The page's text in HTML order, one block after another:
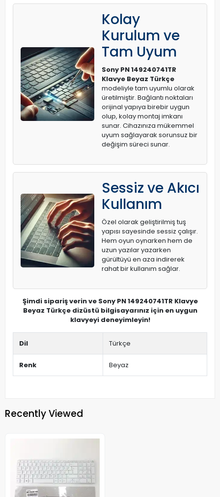
Kolay
Kurulum ve
Tam Uyum
Sony PN 149240741TR
Klavye Beyaz Türkçe
modeliyle tam uyumlu olarak
üretilmiştir. Bağlantı noktaları
orijinal yapıya birebir uygun
olup, kolay montaj imkanı
sunar. Cihazınıza mükemmel
uyum sağlayarak sorunsuz bir
değişim süreci sunar.
Sessiz ve Akıcı
Kullanım
Özel olarak geliştirilmiş tuş
yapısı sayesinde sessiz çalışır.
Hem oyun oynarken hem de
uzun yazılar yazarken
gürültüyü en aza indirerek
rahat bir kullanım sağlar.
Şimdi sipariş verin ve Sony PN 149240741TR Klavye
Beyaz Türkçe dizüstü bilgisayarınız için en uygun
klavyeyi deneyimleyin!
Dil Türkçe
Renk Beyaz
Recently Viewed